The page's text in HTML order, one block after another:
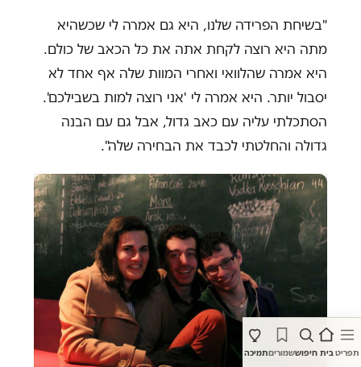
תפריטבית חיפוששמוריםתמיכה
"בשיחת הפרידה שלנו, היא גם אמרה לי שכשהיא
מתה היא רוצה לקחת אתה את כל הכאב של כולם.
היא אמרה שהלוואי ואחרי המוות שלה אף אחד לא
יסבול יותר. היא אמרה לי 'אני רוצה למות בשבילכם'.
הסתכלתי עליה עם כאב גדול, אבל גם עם הבנה
גדולה והחלטתי לכבד את הבחירה שלה".